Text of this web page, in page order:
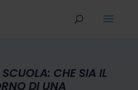
CHE SIA IL
DI UNA